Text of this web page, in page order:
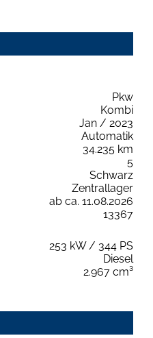
Pkw
Kombi
Jan / 2023
Automatik
34.235 km
5
Schwarz
Zentrallager
ab ca. 11.08.2026
13367
253 kW / 344 PS
Diesel
2.967 cm³